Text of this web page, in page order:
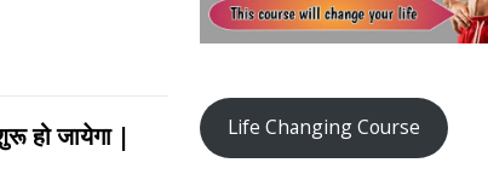
जायेगा |
Life Changing Course